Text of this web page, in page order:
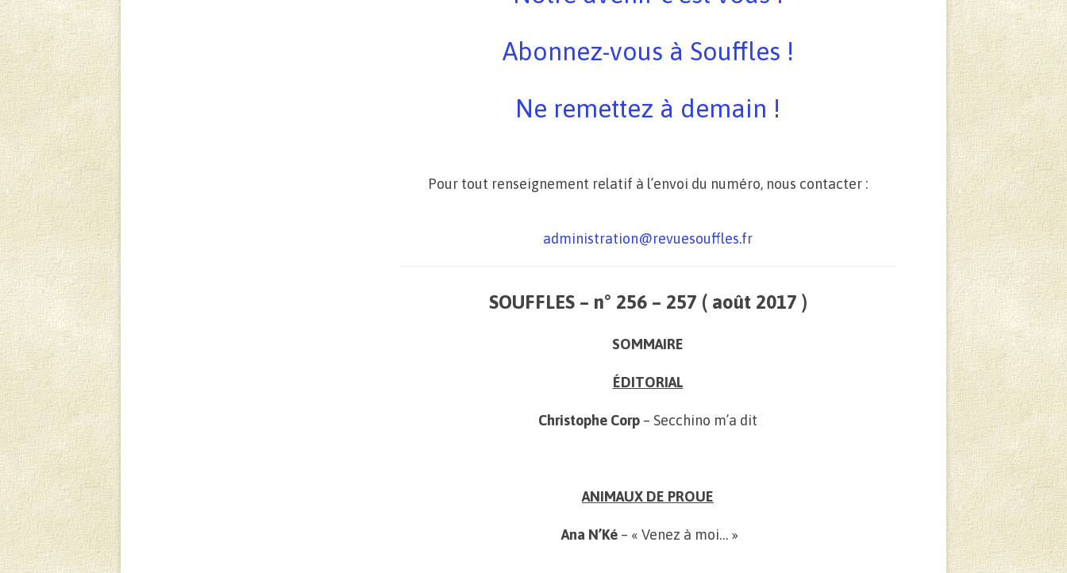
Abonnez-vous à Souffles !
Ne remettez à demain !
Pour tout renseignement relatif à l’envoi du numéro, nous contacter :
administration@revuesouffles.fr
SOUFFLES – n° 256 – 257 ( août 2017 )
SOMMAIRE
ÉDITORIAL
Christophe Corp – Secchino m’a dit
ANIMAUX DE PROUE
Ana N’Ké– « Venez à moi… »